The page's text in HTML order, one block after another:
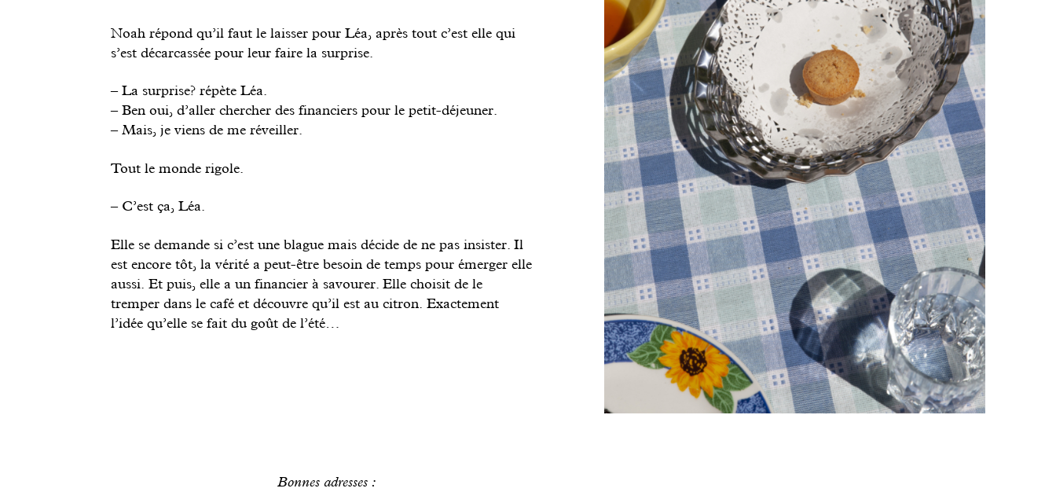
Noah répond qu’il faut le laisser pour Léa, après tout c’est elle qui
s’est décarcassée pour leur faire la surprise.
– La surprise? répète Léa.
– Ben oui, d’aller chercher des financiers pour le petit-déjeuner.
– Mais, je viens de me réveiller.
Tout le monde rigole.
– C’est ça, Léa.
Elle se demande si c’est une blague mais décide de ne pas insister. Il
est encore tôt, la vérité a peut-être besoin de temps pour émerger elle
aussi. Et puis, elle a un financier à savourer. Elle choisit de le
tremper dans le café et découvre qu’il est au citron. Exactement
l’idée qu’elle se fait du goût de l’été…
Bonnes adresses :